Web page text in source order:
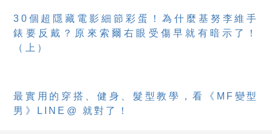
30個超隱藏電影細節彩蛋！為什麼基努李維手
錶要反戴？原來索爾右眼受傷早就有暗示了！
（上）
最實用的穿搭、健身、髮型教學，看《MF變型
男》LINE@ 就對了！